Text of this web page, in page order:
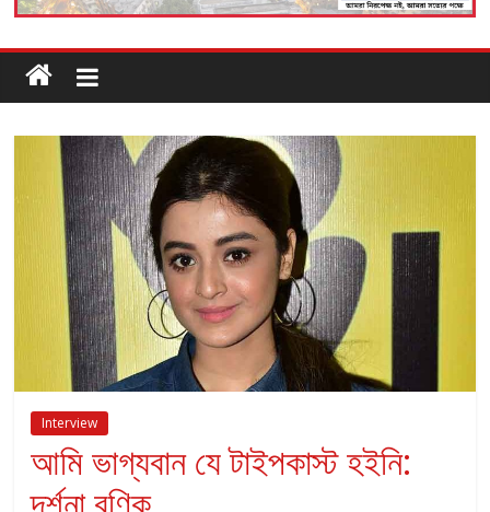
Interview
আমি ভাগ্যবান যে টাইপকাস্ট হইনি: